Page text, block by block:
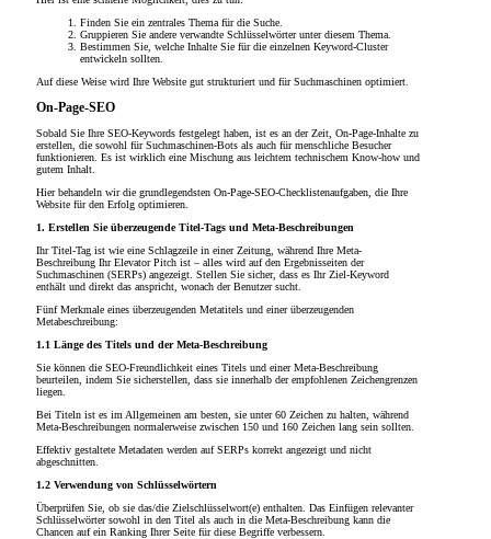
Finden Sie ein zentrales Thema für die Suche.
Gruppieren Sie andere verwandte Schlüsselwörter unter diesem Thema.
Bestimmen Sie, welche Inhalte Sie für die einzelnen Keyword-Cluster
entwickeln sollten.
Auf diese Weise wird Ihre Website gut strukturiert und für Suchmaschinen optimiert.
On-Page-SEO
Sobald Sie Ihre SEO-Keywords festgelegt haben, ist es an der Zeit, On-Page-Inhalte zu
erstellen, die sowohl für Suchmaschinen-Bots als auch für menschliche Besucher
funktionieren. Es ist wirklich eine Mischung aus leichtem technischem Know-how und
gutem Inhalt.
Hier behandeln wir die grundlegendsten On-Page-SEO-Checklistenaufgaben, die Ihre
Website für den Erfolg optimieren.
1. Erstellen Sie überzeugende Titel-Tags und Meta-Beschreibungen
Ihr Titel-Tag ist wie eine Schlagzeile in einer Zeitung, während Ihre Meta-
Beschreibung Ihr Elevator Pitch ist – alles wird auf den Ergebnisseiten der
Suchmaschinen (SERPs) angezeigt. Stellen Sie sicher, dass es Ihr Ziel-Keyword
enthält und direkt das anspricht, wonach der Benutzer sucht.
Fünf Merkmale eines überzeugenden Metatitels und einer überzeugenden
Metabeschreibung:
1.1 Länge des Titels und der Meta-Beschreibung
Sie können die SEO-Freundlichkeit eines Titels und einer Meta-Beschreibung
beurteilen, indem Sie sicherstellen, dass sie innerhalb der empfohlenen Zeichengrenzen
liegen.
Bei Titeln ist es im Allgemeinen am besten, sie unter 60 Zeichen zu halten, während
Meta-Beschreibungen normalerweise zwischen 150 und 160 Zeichen lang sein sollten.
Effektiv gestaltete Metadaten werden auf SERPs korrekt angezeigt und nicht
abgeschnitten.
1.2 Verwendung von Schlüsselwörtern
Überprüfen Sie, ob sie das/die Zielschlüsselwort(e) enthalten. Das Einfügen relevanter
Schlüsselwörter sowohl in den Titel als auch in die Meta-Beschreibung kann die
Chancen auf ein Ranking Ihrer Seite für diese Begriffe verbessern.